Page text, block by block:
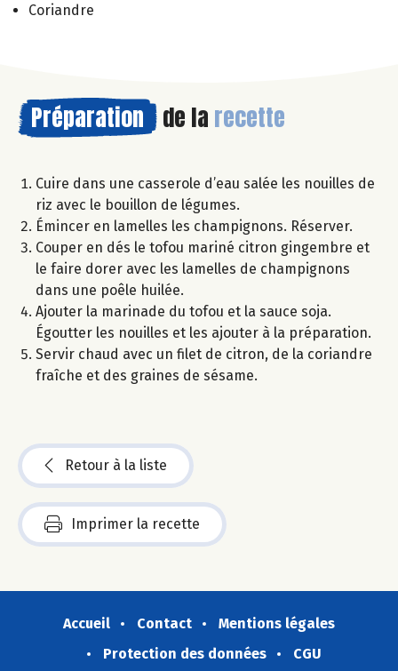
Coriandre
Préparation de la recette
Cuire dans une casserole d’eau salée les nouilles de
riz avec le bouillon de légumes.
Émincer en lamelles les champignons. Réserver.
Couper en dés le tofou mariné citron gingembre et
le faire dorer avec les lamelles de champignons
dans une poêle huilée.
Ajouter la marinade du tofou et la sauce soja.
Égoutter les nouilles et les ajouter à la préparation.
Servir chaud avec un filet de citron, de la coriandre
fraîche et des graines de sésame.
Retour à la liste
Imprimer la recette
Accueil Contact
Mentions légales
Protection des données
CGU